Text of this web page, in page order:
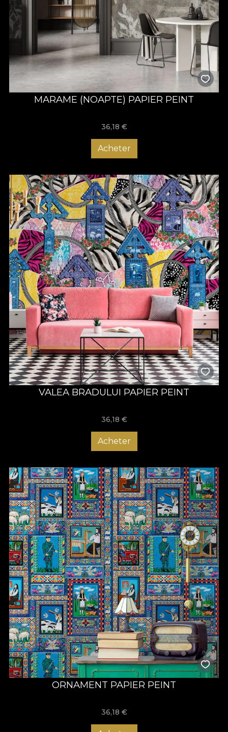
MARAME (NOAPTE) PAPIER PEINT
36,18 €
Acheter
VALEA BRADULUI PAPIER PEINT
36,18 €
Acheter
ORNAMENT PAPIER PEINT
36,18 €